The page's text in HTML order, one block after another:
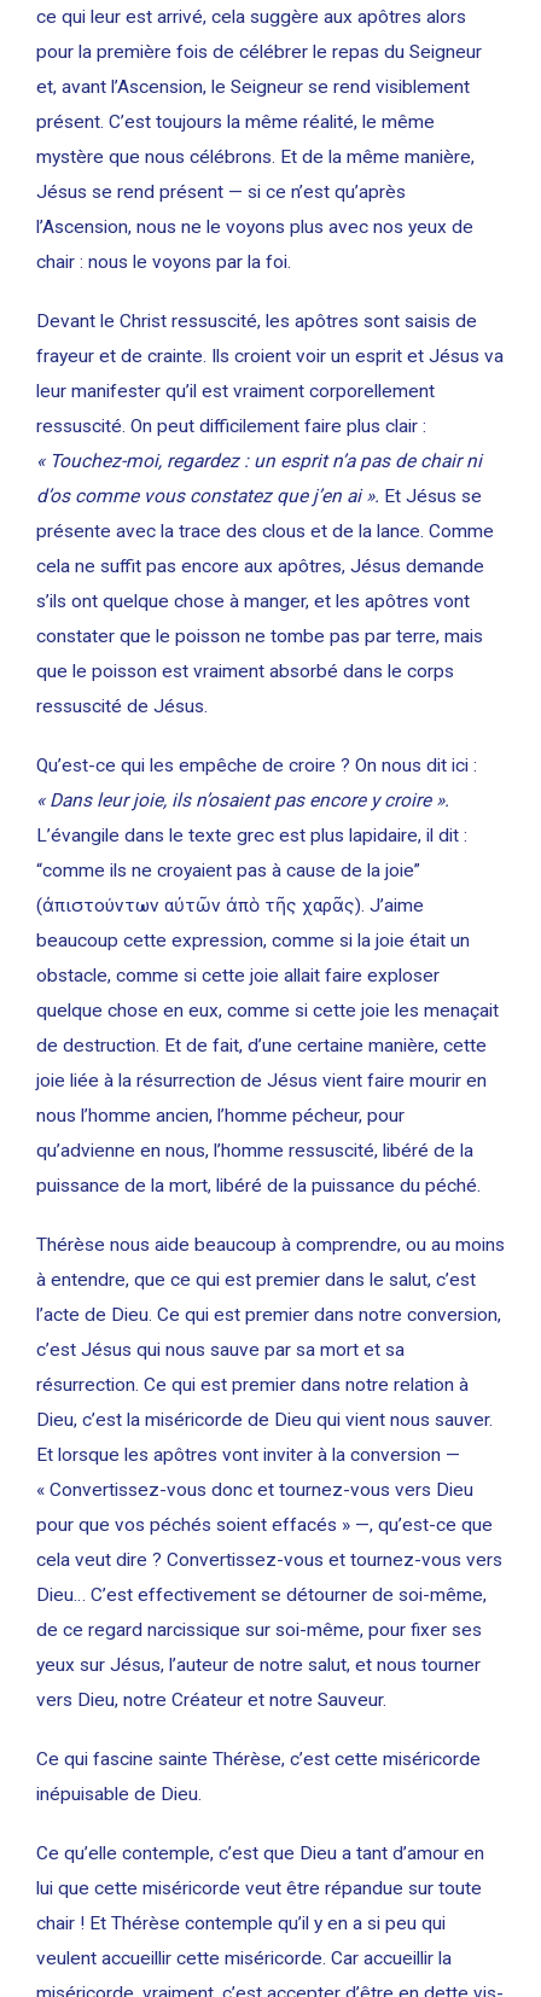
ce qui leur est arrivé, cela suggère aux apôtres alors
pour la première fois de célébrer le repas du Seigneur
et, avant l’Ascension, le Seigneur se rend visiblement
présent. C’est toujours la même réalité, le même
mystère que nous célébrons. Et de la même manière,
Jésus se rend présent — si ce n’est qu’après
l’Ascension, nous ne le voyons plus avec nos yeux de
chair : nous le voyons par la foi.
Devant le Christ ressuscité, les apôtres sont saisis de
frayeur et de crainte. Ils croient voir un esprit et Jésus va
leur manifester qu’il est vraiment corporellement
ressuscité. On peut difficilement faire plus clair :
« Touchez-moi, regardez : un esprit n’a pas de chair ni
d’os comme vous constatez que j’en ai ». Et Jésus se
présente avec la trace des clous et de la lance. Comme
cela ne suffit pas encore aux apôtres, Jésus demande
s’ils ont quelque chose à manger, et les apôtres vont
constater que le poisson ne tombe pas par terre, mais
que le poisson est vraiment absorbé dans le corps
ressuscité de Jésus.
Qu’est-ce qui les empêche de croire ? On nous dit ici :
« Dans leur joie, ils n’osaient pas encore y croire ».
L’évangile dans le texte grec est plus lapidaire, il dit :
“comme ils ne croyaient pas à cause de la joie”
(ἀπιστούντων αὐτῶν ἀπὸ τῆς χαρᾶς). J’aime
beaucoup cette expression, comme si la joie était un
obstacle, comme si cette joie allait faire exploser
quelque chose en eux, comme si cette joie les menaçait
de destruction. Et de fait, d’une certaine manière, cette
joie liée à la résurrection de Jésus vient faire mourir en
nous l’homme ancien, l’homme pécheur, pour
qu’advienne en nous, l’homme ressuscité, libéré de la
puissance de la mort, libéré de la puissance du péché.
Thérèse nous aide beaucoup à comprendre, ou au moins
à entendre, que ce qui est premier dans le salut, c’est
l’acte de Dieu. Ce qui est premier dans notre conversion,
c’est Jésus qui nous sauve par sa mort et sa
résurrection. Ce qui est premier dans notre relation à
Dieu, c’est la miséricorde de Dieu qui vient nous sauver.
Et lorsque les apôtres vont inviter à la conversion —
« Convertissez-vous donc et tournez-vous vers Dieu
pour que vos péchés soient effacés » —, qu’est-ce que
cela veut dire ? Convertissez-vous et tournez-vous vers
Dieu… C’est effectivement se détourner de soi-même,
de ce regard narcissique sur soi-même, pour fixer ses
yeux sur Jésus, l’auteur de notre salut, et nous tourner
vers Dieu, notre Créateur et notre Sauveur.
Ce qui fascine sainte Thérèse, c’est cette miséricorde
inépuisable de Dieu.
Ce qu’elle contemple, c’est que Dieu a tant d’amour en
lui que cette miséricorde veut être répandue sur toute
chair ! Et Thérèse contemple qu’il y en a si peu qui
veulent accueillir cette miséricorde. Car accueillir la